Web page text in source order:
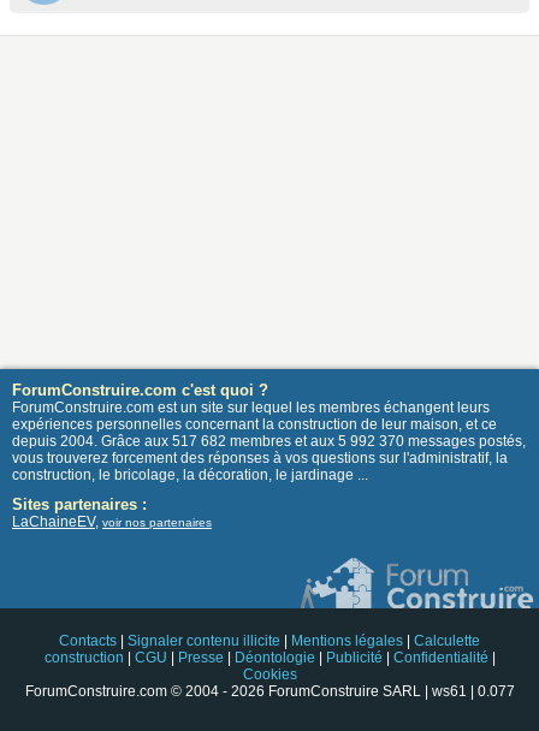
ForumConstruire.com c'est quoi ?
ForumConstruire.com est un site sur lequel les membres échangent leurs
expériences personnelles concernant la construction de leur maison, et ce
depuis 2004. Grâce aux 517 682 membres et aux 5 992 370 messages postés,
vous trouverez forcement des réponses à vos questions sur l'administratif, la
construction, le bricolage, la décoration, le jardinage ...
Sites partenaires :
LaChaineEV, voir nos partenaires
Contacts Signaler contenu illicite Mentions légales
Calculette
construction
CGU Presse Déontologie Publicité Confidentialité
Cookies
ForumConstruire.com © 2004 - 2026 ForumConstruire SARL | ws61 | 0.077